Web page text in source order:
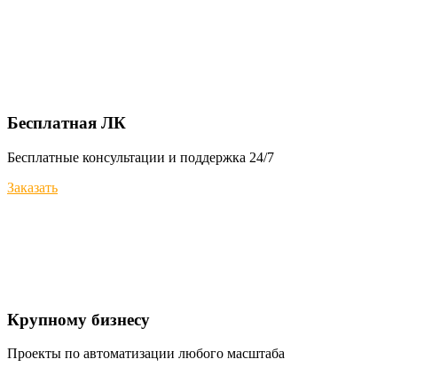
Бесплатная ЛК
Бесплатные консультации и поддержка 24/7
Заказать
Крупному бизнесу
Проекты по автоматизации любого масштаба